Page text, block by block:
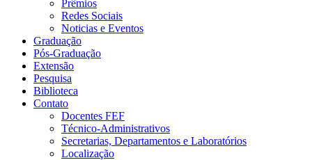
Prêmios
Redes Sociais
Noticias e Eventos
Graduação
Pós-Graduação
Extensão
Pesquisa
Biblioteca
Contato
Docentes FEF
Técnico-Administrativos
Secretarias, Departamentos e Laboratórios
Localização